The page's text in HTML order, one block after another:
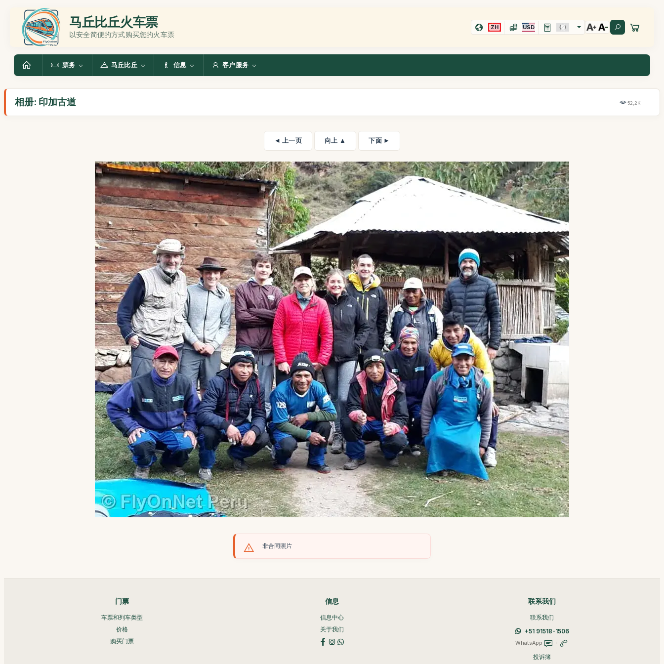
马丘比丘火车票
以安全简便的方式购买您的火车票
ZH USD
票务 马丘比丘 信息 客户服务
相册: 印加古道 52,2K
◄ 上一页 向上 ▲ 下面 ►
非合同照片
门票
车票和列车类型
价格
购买门票
信息
信息中心
关于我们
联系我们
联系我们
+51 91518-1506
WhatsApp +
投诉簿